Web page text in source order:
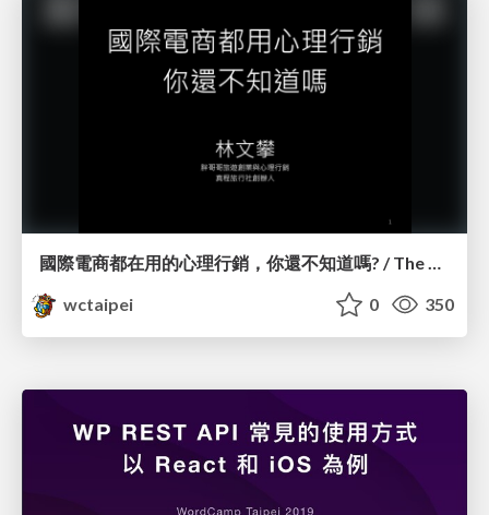
國際電商都在用的心理行銷，你還不知道嗎? / The Psychology Behind eCommerce_林文攀 / Peter Lin
wctaipei
0 350